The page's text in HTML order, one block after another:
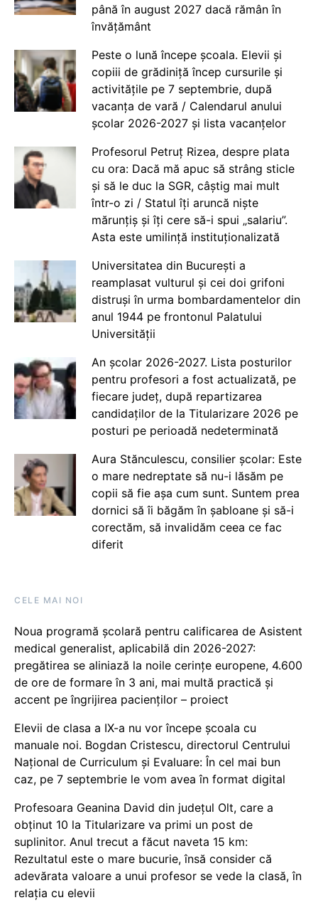
până în august 2027 dacă rămân în
învățământ
Peste o lună începe școala. Elevii și
copiii de grădiniță încep cursurile și
activitățile pe 7 septembrie, după
vacanța de vară / Calendarul anului
școlar 2026-2027 și lista vacanțelor
Profesorul Petruț Rizea, despre plata
cu ora: Dacă mă apuc să strâng sticle
și să le duc la SGR, câștig mai mult
într-o zi / Statul îți aruncă niște
mărunțiș și îți cere să-i spui „salariu”.
Asta este umilință instituționalizată
Universitatea din București a
reamplasat vulturul și cei doi grifoni
distruși în urma bombardamentelor din
anul 1944 pe frontonul Palatului
Universității
An școlar 2026-2027. Lista posturilor
pentru profesori a fost actualizată, pe
fiecare județ, după repartizarea
candidaților de la Titularizare 2026 pe
posturi pe perioadă nedeterminată
Aura Stănculescu, consilier școlar: Este
o mare nedreptate să nu-i lăsăm pe
copii să fie așa cum sunt. Suntem prea
dornici să îi băgăm în șabloane și să-i
corectăm, să invalidăm ceea ce fac
diferit
CELE MAI NOI
Noua programă școlară pentru calificarea de Asistent
medical generalist, aplicabilă din 2026-2027:
pregătirea se aliniază la noile cerințe europene, 4.600
de ore de formare în 3 ani, mai multă practică și
accent pe îngrijirea pacienților – proiect
Elevii de clasa a IX-a nu vor începe școala cu
manuale noi. Bogdan Cristescu, directorul Centrului
Național de Curriculum și Evaluare: În cel mai bun
caz, pe 7 septembrie le vom avea în format digital
Profesoara Geanina David din județul Olt, care a
obținut 10 la Titularizare va primi un post de
suplinitor. Anul trecut a făcut naveta 15 km:
Rezultatul este o mare bucurie, însă consider că
adevărata valoare a unui profesor se vede la clasă, în
relația cu elevii